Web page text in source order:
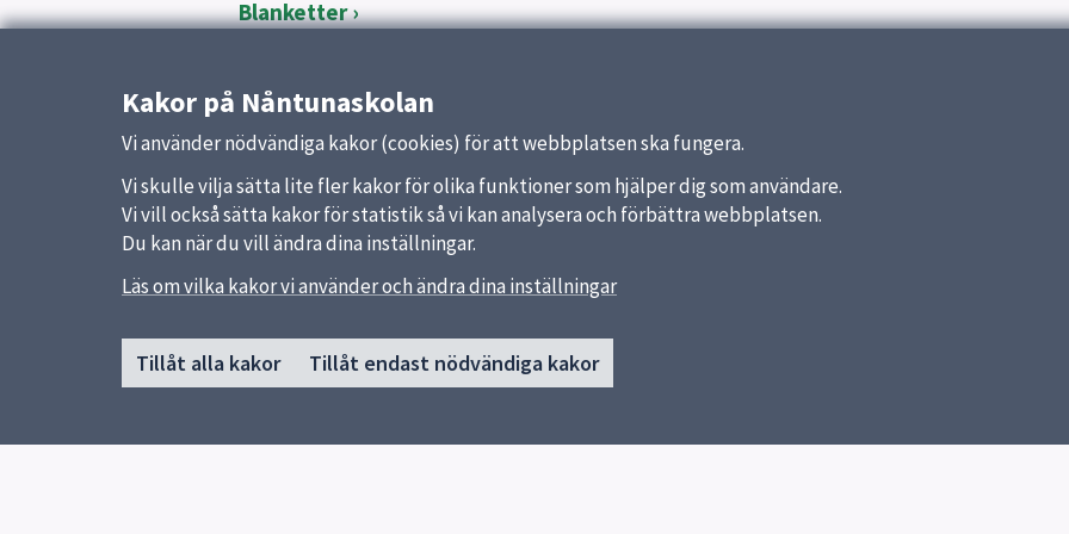
Blanketter
Utvecklingssamtal och omdömen
Kakor på Nåntunaskolan
Vi använder nödvändiga kakor (cookies) för att webbplatsen ska fungera.
Vi skulle vilja sätta lite fler kakor för olika funktioner som hjälper dig som användare.
Vi vill också sätta kakor för statistik så vi kan analysera och förbättra webbplatsen.
Du kan när du vill ändra dina inställningar.
Läs om vilka kakor vi använder och ändra dina inställningar
Tillåt alla kakor Tillåt endast nödvändiga kakor
SidfotHuvudmeny
Start
Snabblänkar
Uppsala kommun